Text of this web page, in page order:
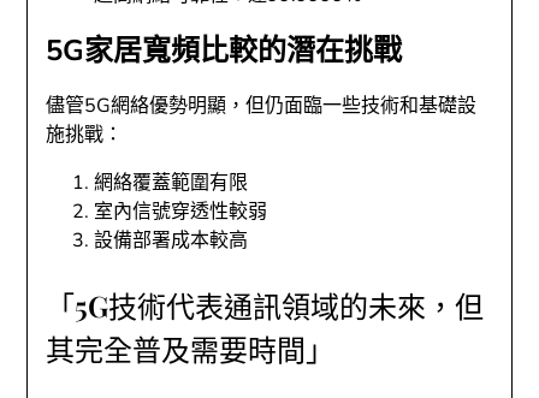
5G家居寬頻比較的潛在挑戰
儘管5G網絡優勢明顯，但仍面臨一些技術和基礎設
施挑戰：
網絡覆蓋範圍有限
室內信號穿透性較弱
設備部署成本較高
「5G技術代表通訊領域的未來，但
其完全普及需要時間」